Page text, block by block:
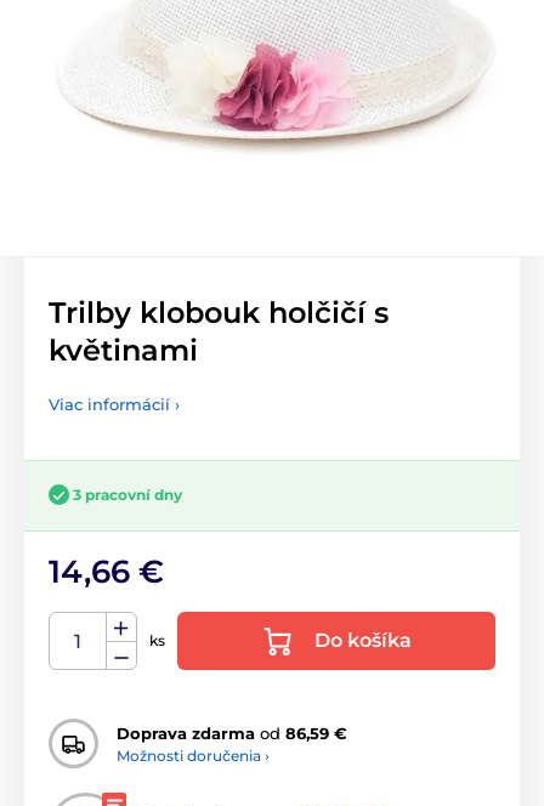
Trilby klobouk holčičí s
květinami
Viac informácií ›
3 pracovní dny
14,66 €
ks Do košíka
Doprava zdarma od 86,59 €
Možnosti doručenia ›